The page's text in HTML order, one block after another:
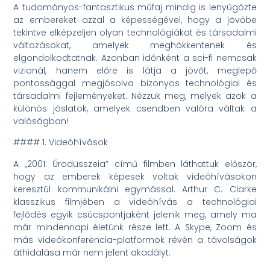
A tudományos-fantasztikus műfaj mindig is lenyűgözte
az embereket azzal a képességével, hogy a jövőbe
tekintve elképzeljen olyan technológiákat és társadalmi
változásokat, amelyek meghökkentenek és
elgondolkodtatnak. Azonban időnként a sci-fi nemcsak
vizionál, hanem előre is látja a jövőt, meglepő
pontossággal megjósolva bizonyos technológiai és
társadalmi fejleményeket. Nézzük meg, melyek azok a
különös jóslatok, amelyek csendben valóra váltak a
valóságban!
#### 1. Videóhívások
A „2001: Űrodüsszeia” című filmben láthattuk először,
hogy az emberek képesek voltak videóhívásokon
keresztül kommunikálni egymással. Arthur C. Clarke
klasszikus filmjében a videóhívás a technológiai
fejlődés egyik csúcspontjaként jelenik meg, amely ma
már mindennapi életünk része lett. A Skype, Zoom és
más videókonferencia-platformok révén a távolságok
áthidalása már nem jelent akadályt.